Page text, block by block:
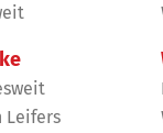
Leifers